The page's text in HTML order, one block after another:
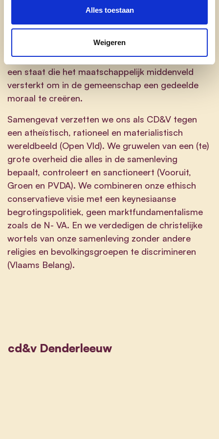
Alles toestaan
Weigeren
ervoor zorgt dat ze nooit taken overneemt die
toebehoren. De staat moet niet alles beslissen
maar juist op een pragmatische manier handelen
en overleg en dialoog promoten. Het gaat over
een staat die het maatschappelijk middenveld
versterkt om in de gemeenschap een gedeelde
moraal te creëren.
Samengevat verzetten we ons als CD&V tegen
een atheïstisch, rationeel en materialistisch
wereldbeeld (Open Vld). We gruwelen van een (te)
grote overheid die alles in de samenleving
bepaalt, controleert en sanctioneert (Vooruit,
Groen en PVDA). We combineren onze ethisch
conservatieve visie met een keynesiaanse
begrotingspolitiek, geen marktfundamentalisme
zoals de N- VA. En we verdedigen de christelijke
wortels van onze samenleving zonder andere
religies en bevolkingsgroepen te discrimineren
(Vlaams Belang).
cd&v Denderleeuw